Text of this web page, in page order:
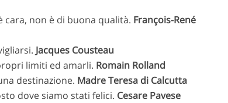
cara, non è di buona qualità. François-René
Jacques Cousteau
limiti ed amarli. Romain Rolland
destinazione. Madre Teresa di Calcutta
dove siamo stati felici. Cesare Pavese